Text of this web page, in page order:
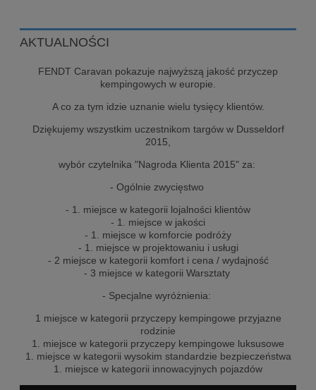
AKTUALNOŚCI
FENDT Caravan pokazuje najwyższą jakość przyczep
kempingowych w europie.
A co za tym idzie uznanie wielu tysięcy klientów.
Dziękujemy wszystkim uczestnikom targów w Dusseldorf
2015,
wybór czytelnika "Nagroda Klienta 2015" za:
- Ogólnie zwycięstwo
- 1. miejsce w kategorii lojalności klientów
- 1. miejsce w jakości
- 1. miejsce w komforcie podróży
- 1. miejsce w projektowaniu i usługi
- 2 miejsce w kategorii komfort i cena / wydajność
- 3 miejsce w kategorii Warsztaty
- Specjalne wyróżnienia:
1 miejsce w kategorii przyczepy kempingowe przyjazne
rodzinie
1. miejsce w kategorii przyczepy kempingowe luksusowe
1. miejsce w kategorii wysokim standardzie bezpieczeństwa
1. miejsce w kategorii innowacyjnych pojazdów